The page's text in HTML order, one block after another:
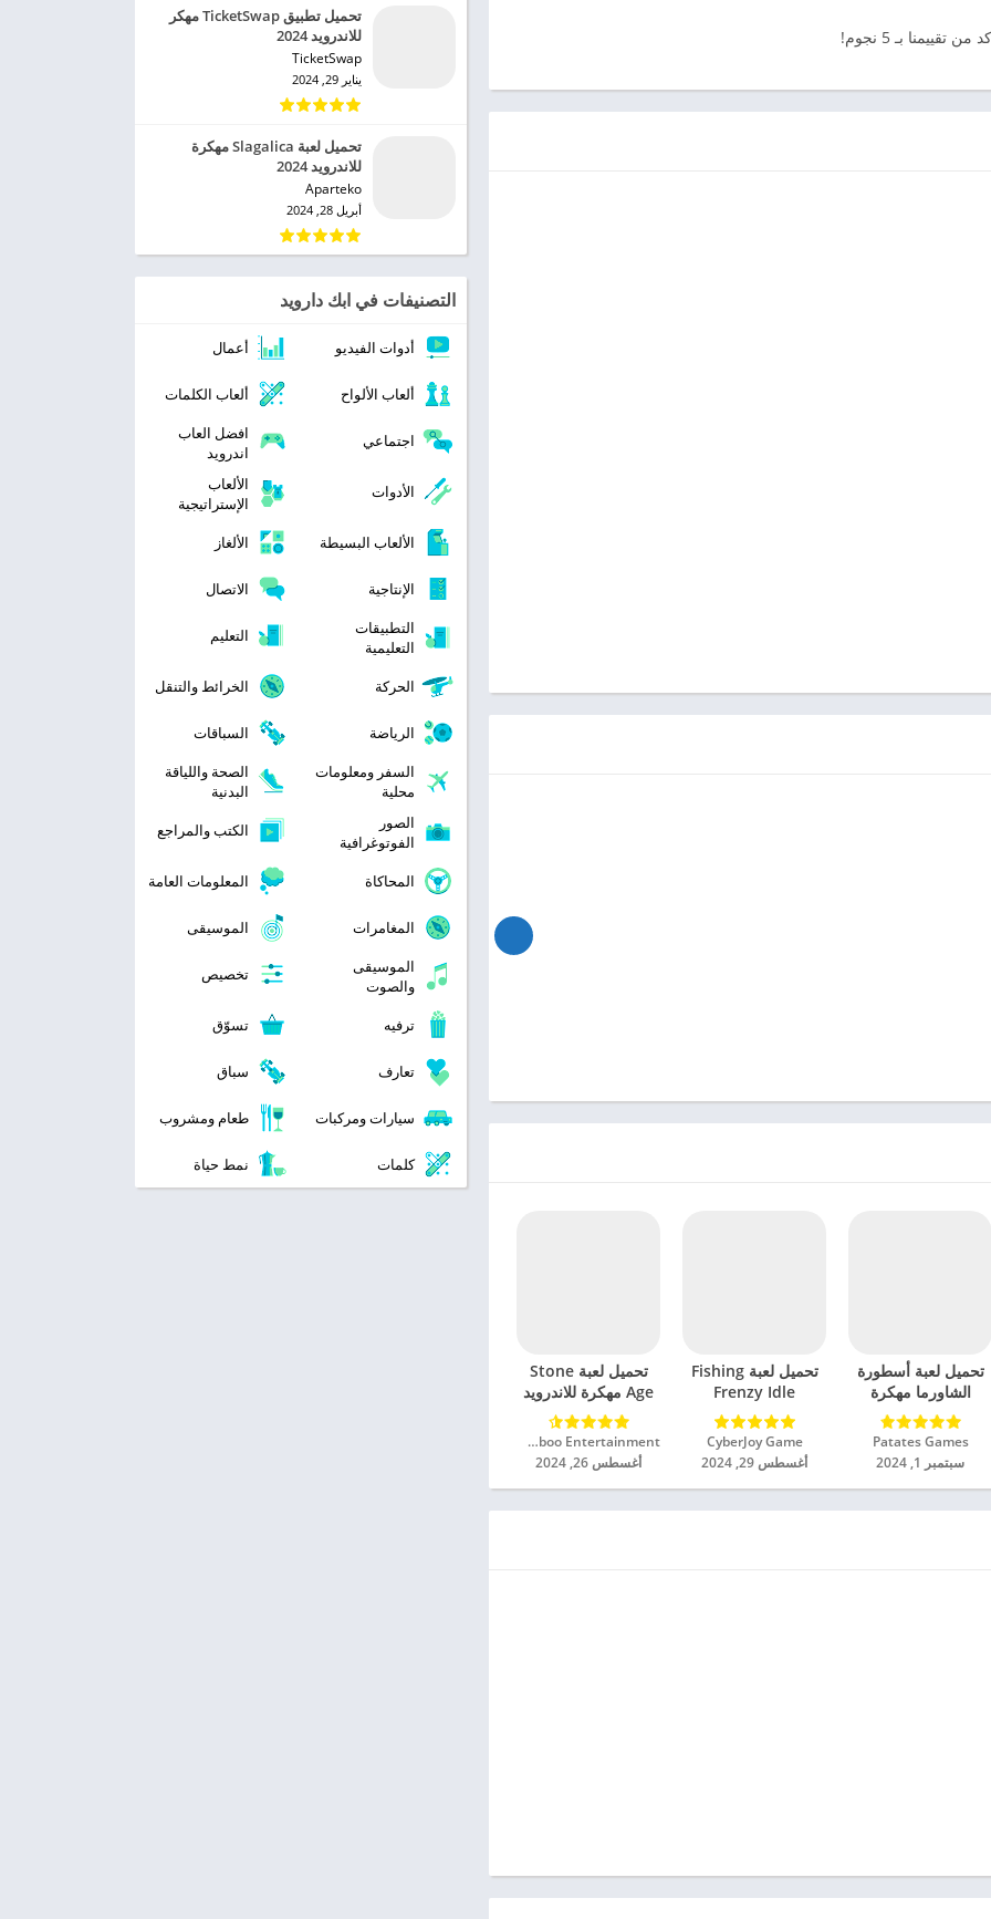
بـ 5 نجوم!
تحميل لعبة أسطورة
الشاورما مهكرة
للاندرويد 2024
Patates Games‏
سبتمبر 1, 2024
تحميل لعبة Fishing
Frenzy Idle
Hooked مهكرة
للاندرويد 2024
CyberJoy Game‏
أغسطس 29, 2024
تحميل لعبة Stone
Age مهكرة للاندرويد
2024
Mamboo Entertainment‏
أغسطس 26, 2024
تحميل تطبيق TicketSwap مهكر
للاندرويد 2024
TicketSwap‏
يناير 29, 2024
تحميل لعبة Slagalica مهكرة
للاندرويد 2024
Aparteko‏
أبريل 28, 2024
التصنيفات في ابك دارويد
أدوات الفيديو أعمال
ألعاب الألواح ألعاب الكلمات
اجتماعي
افضل العاب
اندرويد
الأدوات
الألعاب
الإستراتيجية
الألعاب البسيطة
الألغاز
الإنتاجية
الاتصال
التطبيقات
التعليمية
التعليم
الحركة الخرائط والتنقل
الرياضة
السباقات
السفر ومعلومات
محلية
الصحة واللياقة
البدنية
الصور
الفوتوغرافية
الكتب والمراجع
المحاكاة المعلومات العامة
المغامرات
الموسيقى
الموسيقى
والصوت
تخصيص
ترفيه تسوّق
تعارف سباق
سيارات ومركبات طعام ومشروب
كلمات نمط حياة